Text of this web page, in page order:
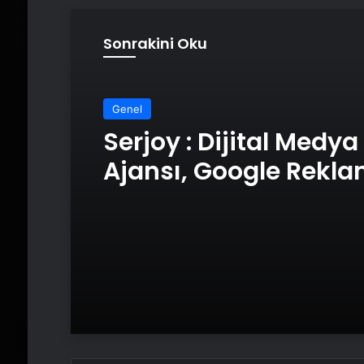
Sonrakini Oku
Genel
Serjoy : Dijital Medya
Ajansı, Google